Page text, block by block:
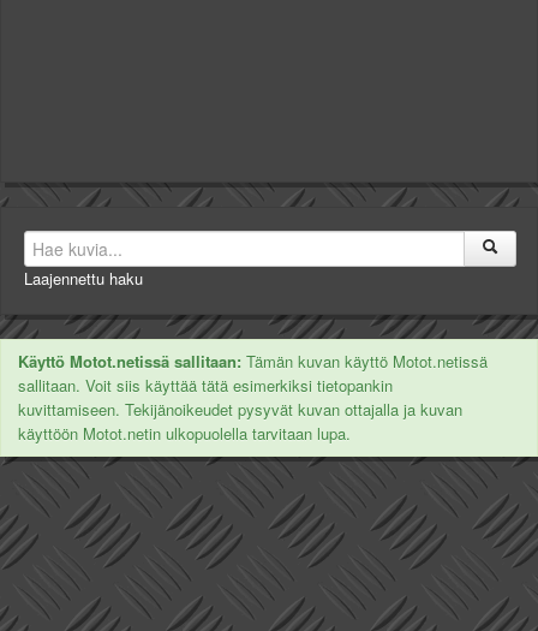
Laajennettu haku
Käyttö Motot.netissä sallitaan: Tämän kuvan käyttö Motot.netissä
sallitaan. Voit siis käyttää tätä esimerkiksi tietopankin
kuvittamiseen. Tekijänoikeudet pysyvät kuvan ottajalla ja kuvan
käyttöön Motot.netin ulkopuolella tarvitaan lupa.